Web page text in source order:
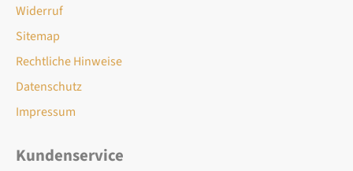
Widerruf
Sitemap
Rechtliche Hinweise
Datenschutz
Impressum
Kundenservice